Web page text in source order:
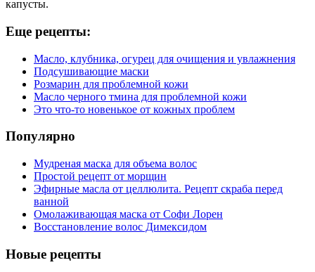
капусты.
Еще рецепты:
Масло, клубника, огурец для очищения и увлажнения
Подсушивающие маски
Розмарин для проблемной кожи
Масло черного тмина для проблемной кожи
Это что-то новенькое от кожных проблем
Популярно
Мудреная маска для объема волос
Простой рецепт от морщин
Эфирные масла от целлюлита. Рецепт скраба перед
ванной
Омолаживающая маска от Софи Лорен
Восстановление волос Димексидом
Новые рецепты